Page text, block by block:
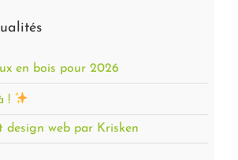
en bois pour 2026
!
design web par Krisken